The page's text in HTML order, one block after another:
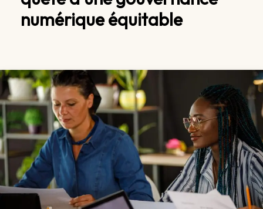
numérique équitable